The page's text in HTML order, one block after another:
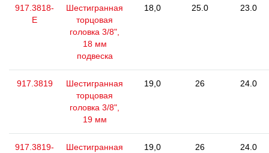
917.3818-
E
Шестигранная
торцовая
головка 3/8",
18 мм
подвеска
18,0 25.0 23.0
917.3819
Шестигранная
торцовая
головка 3/8",
19 мм
19,0 26 24.0
917.3819-
Шестигранная
19,0 26 24.0